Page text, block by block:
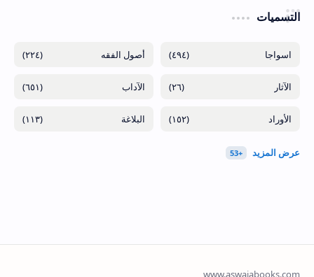
التسميات
(٤٩٤) (٢٢٤)
(٢٦) (٦٥١)
(١٥٢) (١١٣)